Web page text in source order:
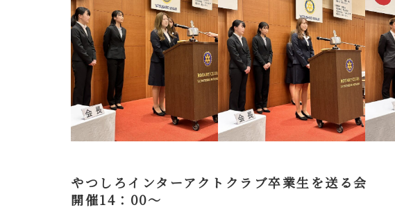
やつしろインターアクトクラブ卒業生を送る会
開催14：00～